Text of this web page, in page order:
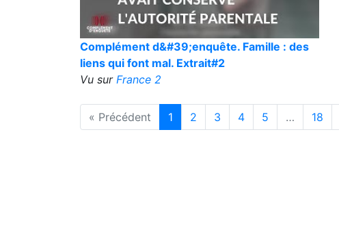
Complément d&#39;enquête. Famille : des
liens qui font mal. Extrait#2
Vu sur France 2
« Précédent
1 2 3 4 5 … 18